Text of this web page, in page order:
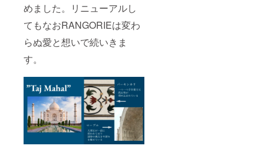
めました。リニューアルし
てもなおRANGORIEは変わ
らぬ愛と想いで続いきま
す。